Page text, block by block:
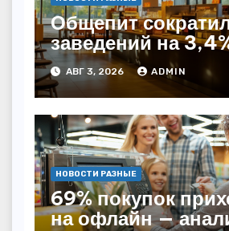
Общепит
заведений на
начала года —
АВГ 3, 2026 ADMIN
НОВОСТИ РАЗНЫЕ
69% покупок
на офлайн —